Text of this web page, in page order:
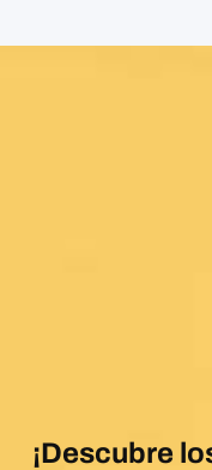
¡Descubre